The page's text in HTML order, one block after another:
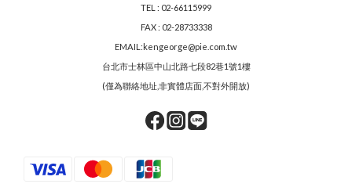
TEL : 02-66115999
FAX : 02-28733338
EMAIL:kengeorge@pie.com.tw
台北市士林區中山北路七段82巷1號1樓
(僅為聯絡地址,非實體店面,不對外開放)